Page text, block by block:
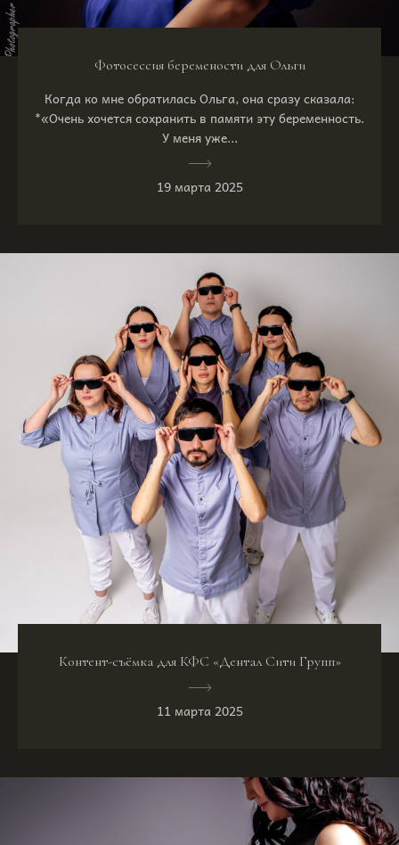
Фотосессия беремености для Ольги
Когда ко мне обратилась Ольга, она сразу сказала:
*«Очень хочется сохранить в памяти эту беременность.
У меня уже...
19 марта 2025
Контент-съёмка для КФС «Дентал Сити Групп»
11 марта 2025